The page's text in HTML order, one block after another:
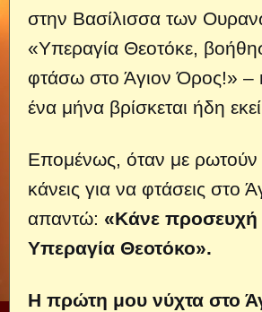
στην Βασίλισσα των
«Υπεραγία Θεοτόκε,
φτάσω στο Άγιον Όρος!» –
ένα μήνα βρίσκεται ήδη
Επομένως, όταν με ρωτούν
κάνεις για να φτάσεις στο
απαντώ: «Κάνε προσευχή
Υπεραγία Θεοτόκο».
Η πρώτη μου νύχτα στο